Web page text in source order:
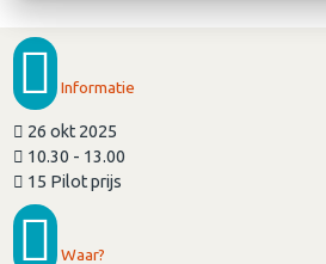
Informatie
26 okt 2025
10.30 - 13.00
15 Pilot prijs
Waar?